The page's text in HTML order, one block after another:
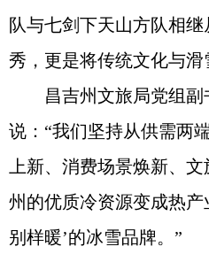
队与七剑下天山方队相
秀，更是将传统文化与滑
昌吉州文旅局党组副
说：“我们坚持从供需两
上新、消费场景焕新、
州的优质冷资源变成热产
别样暖’的冰雪品牌。”